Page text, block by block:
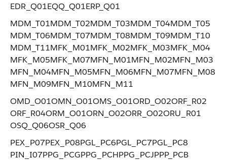
EDR_Q01​ ​EQQ_Q01​ ​ERP_Q01
MDM_T01​ ​MDM_T02​ ​MDM_T03​ ​MDM_T04​ ​MDM_T05​ ​
MDM_T06​ ​MDM_T07​ ​MDM_T08​ ​MDM_T09​ ​MDM_T10​ ​
MDM_T11​ ​MFK_M01​ ​MFK_M02​ ​MFK_M03​ ​MFK_M04​ ​
MFK_M05​ ​MFK_M07​ ​MFN_M01​ ​MFN_M02​ ​MFN_M03​ ​
MFN_M04​ ​MFN_M05​ ​MFN_M06​ ​MFN_M07​ ​MFN_M08​ ​
MFN_M09​ ​MFN_M10​ ​MFN_M11
OMD_O01​ ​OMN_O01​ ​OMS_O01​ ​ORD_O02​ ​ORF_R02​ ​
ORF_R04​ ​ORM_O01​ ​ORN_O02​ ​ORR_O02​ ​ORU_R01​ ​
OSQ_Q06​ ​OSR_Q06
PEX_P07​ ​PEX_P08​ ​PGL_PC6​ ​PGL_PC7​ ​PGL_PC8​ ​
PIN_I07​ ​PPG_PCG​ ​PPG_PCH​ ​PPG_PCJ​ ​PPP_PCB​ ​